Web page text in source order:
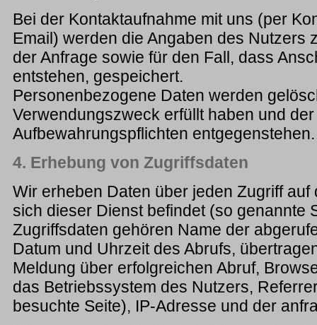
Bei der Kontaktaufnahme mit uns (per
Email) werden die Angaben des Nutzers
der Anfrage sowie für den Fall, dass
entstehen, gespeichert.
Personenbezogene Daten werden
Verwendungszweck erfüllt haben und
Aufbewahrungspflichten entgegenstehen.
4. Erhebung von Zugriffsdaten
Wir erheben Daten über jeden Zugriff auf
sich dieser Dienst befindet (so genannte
Zugriffsdaten gehören Name der
Datum und Uhrzeit des Abrufs,
Meldung über erfolgreichen Abruf,
das Betriebssystem des Nutzers,
besuchte Seite), IP-Adresse und der